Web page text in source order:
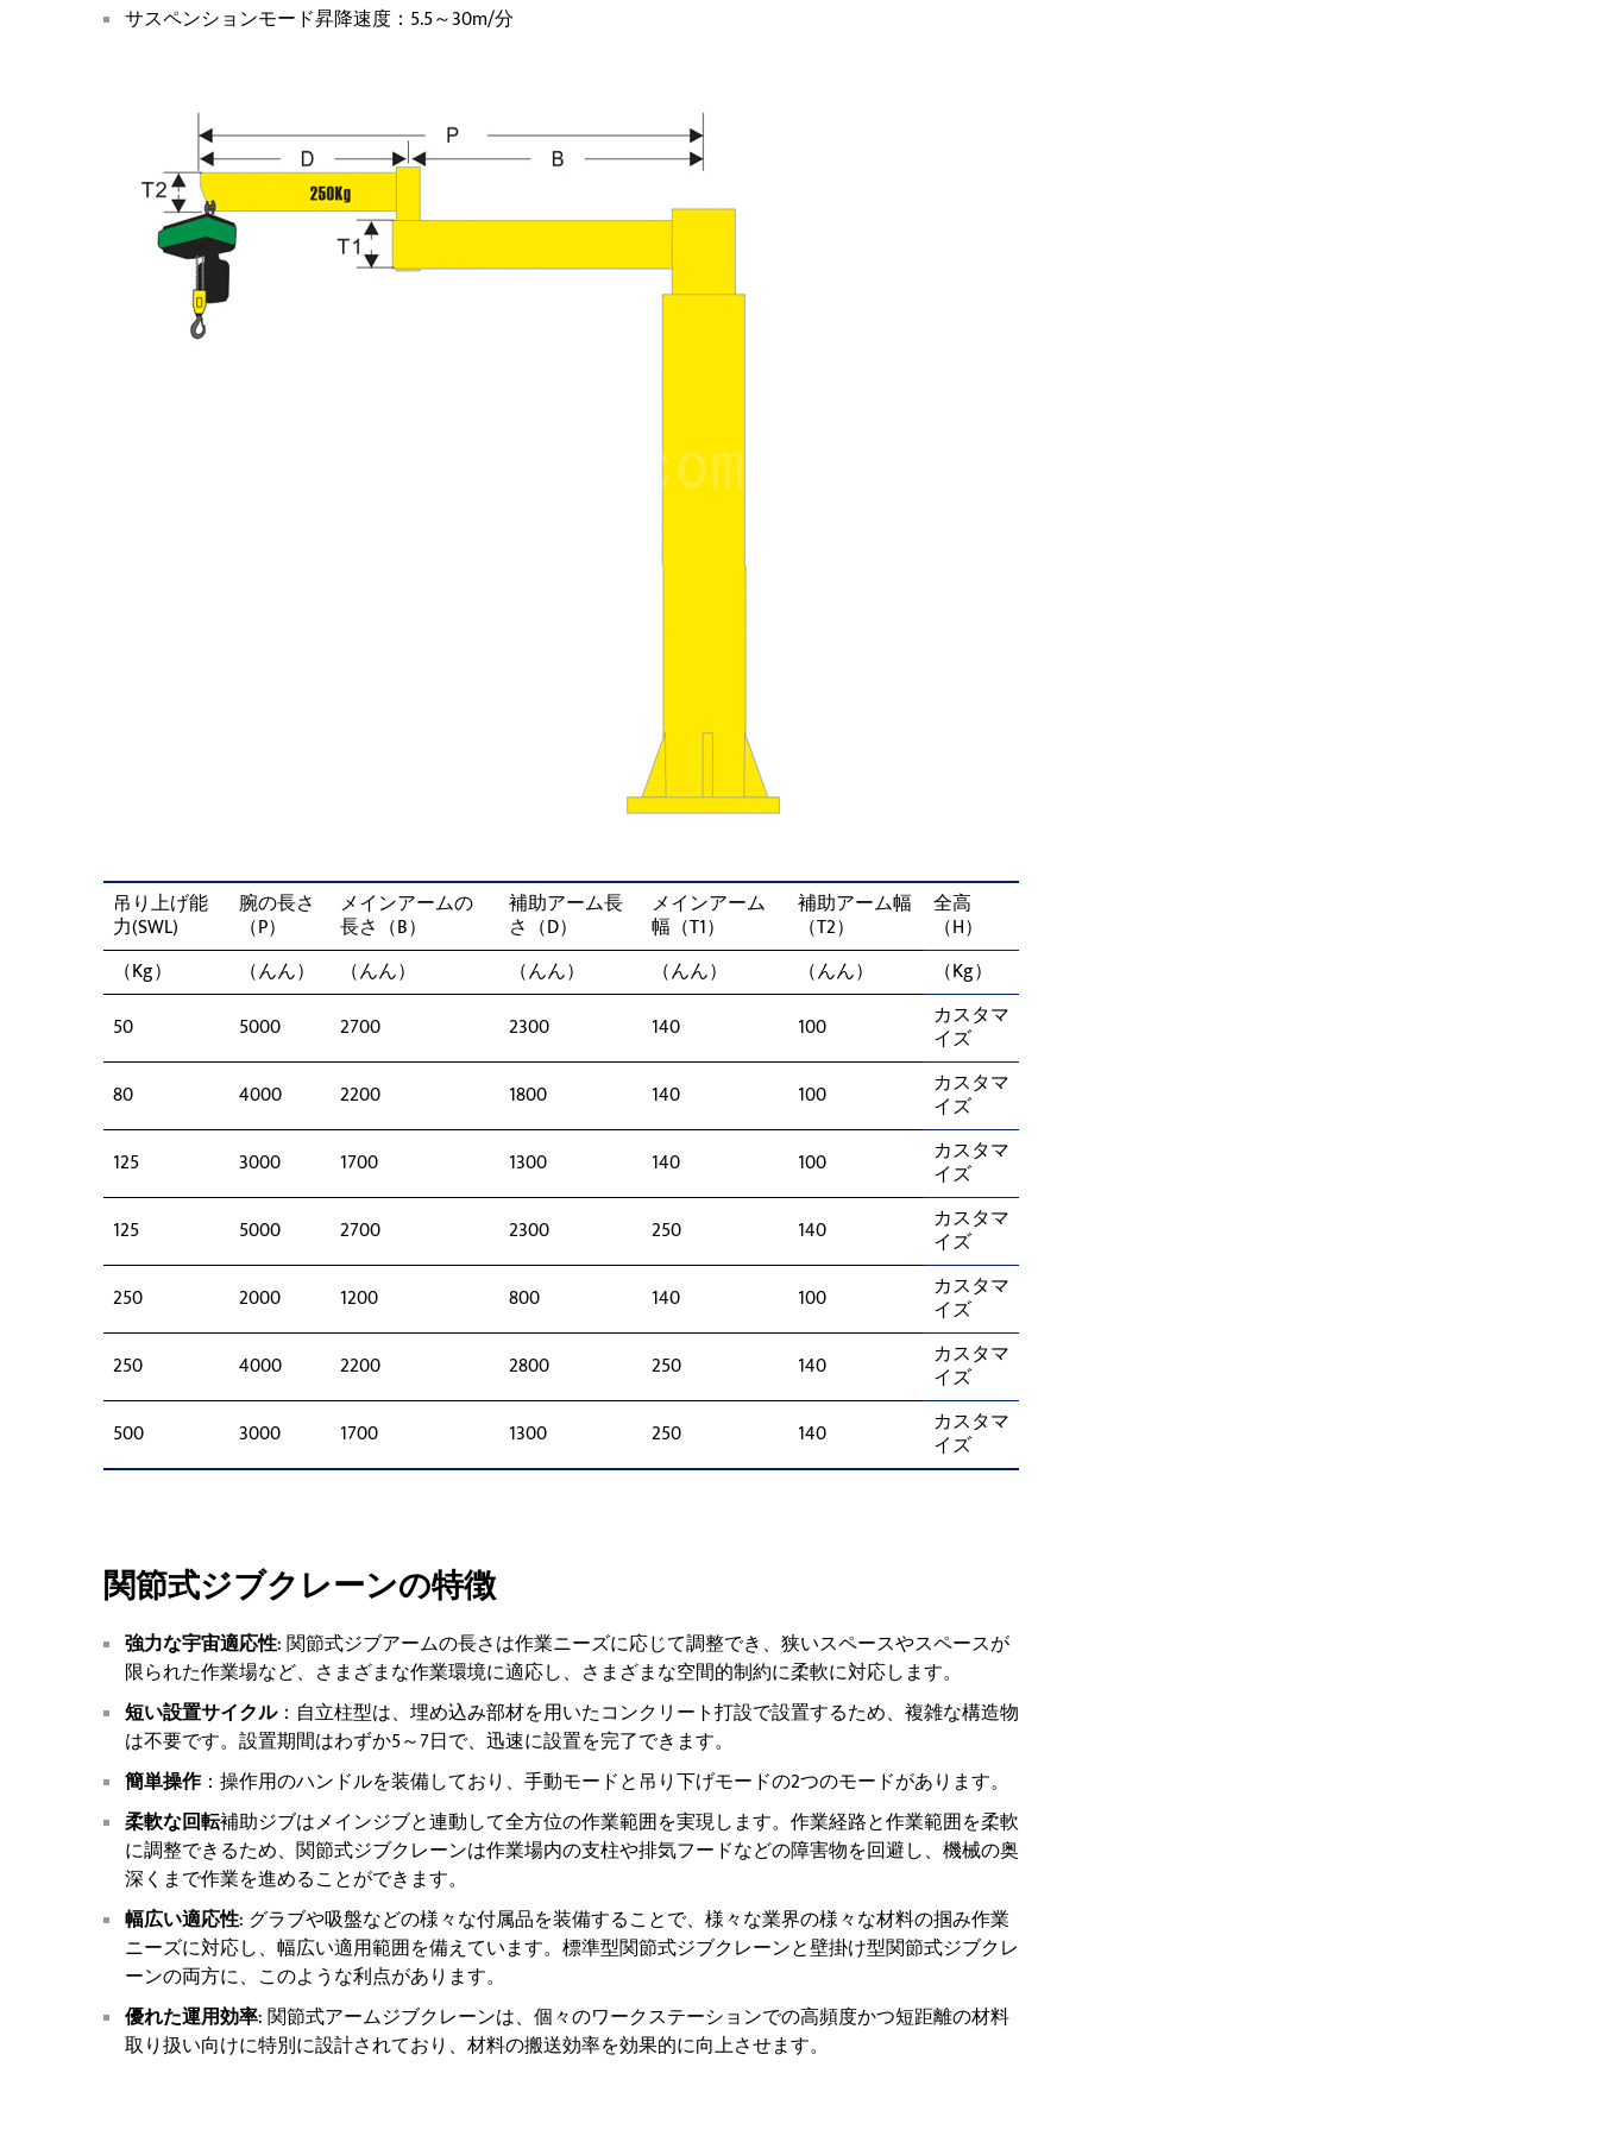
サスペンションモード昇降速度：5.5～30m/分
吊り上げ能
力(SWL)
腕の長さ
（P）
メインアームの
長さ（B）
補助アーム長
さ（D）
メインアーム
幅（T1）
補助アーム幅
（T2）
全高
（H）
（Kg）
（んん） （んん） （んん） （んん） （んん）
（Kg）
50
5000 2700 2300 140 100 カスタマ
イズ
80
4000 2200 1800 140 100 カスタマ
イズ
125
3000 1700 1300 140 100 カスタマ
イズ
125
5000 2700 2300 250 140 カスタマ
イズ
250
2000 1200 800 140 100 カスタマ
イズ
250
4000 2200 2800 250 140 カスタマ
イズ
500
3000 1700 1300 250 140 カスタマ
イズ
関節式ジブクレーンの特徴
強力な宇宙適応性: 関節式ジブアームの長さは作業ニーズに応じて調整でき、狭いスペースやスペースが
限られた作業場など、さまざまな作業環境に適応し、さまざまな空間的制約に柔軟に対応します。
短い設置サイクル：自立柱型は、埋め込み部材を用いたコンクリート打設で設置するため、複雑な構造物
は不要です。設置期間はわずか5～7日で、迅速に設置を完了できます。
簡単操作：操作用のハンドルを装備しており、手動モードと吊り下げモードの2つのモードがあります。
柔軟な回転補助ジブはメインジブと連動して全方位の作業範囲を実現します。作業経路と作業範囲を柔軟
に調整できるため、関節式ジブクレーンは作業場内の支柱や排気フードなどの障害物を回避し、機械の奥
深くまで作業を進めることができます。
幅広い適応性: グラブや吸盤などの様々な付属品を装備することで、様々な業界の様々な材料の掴み作業
ニーズに対応し、幅広い適用範囲を備えています。標準型関節式ジブクレーンと壁掛け型関節式ジブクレ
ーンの両方に、このような利点があります。
優れた運用効率: 関節式アームジブクレーンは、個々のワークステーションでの高頻度かつ短距離の材料
取り扱い向けに特別に設計されており、材料の搬送効率を効果的に向上させます。